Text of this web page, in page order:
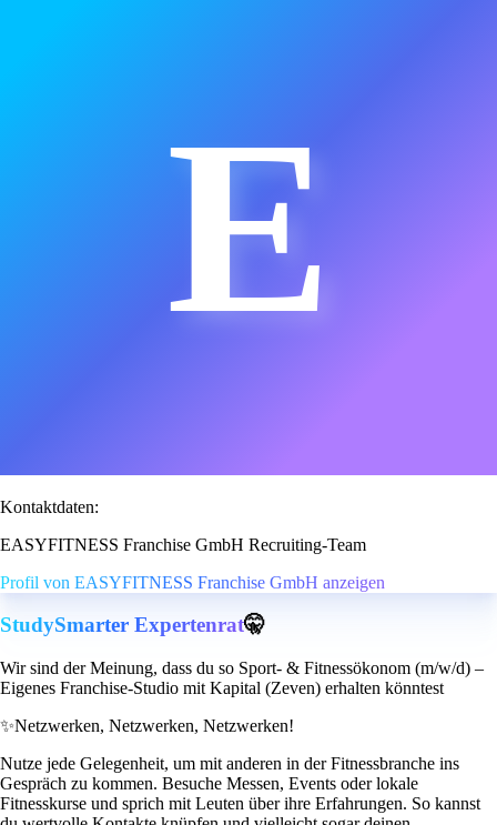
E
Kontaktdaten:
EASYFITNESS Franchise GmbH Recruiting-Team
Profil von EASYFITNESS Franchise GmbH anzeigen
StudySmarter Expertenrat🤫
Wir sind der Meinung, dass du so Sport- & Fitnessökonom (m/w/d) –
Eigenes Franchise-Studio mit Kapital (Zeven) erhalten könntest
✨Netzwerken, Netzwerken, Netzwerken!
Nutze jede Gelegenheit, um mit anderen in der Fitnessbranche ins
Gespräch zu kommen. Besuche Messen, Events oder lokale
Fitnesskurse und sprich mit Leuten über ihre Erfahrungen. So kannst